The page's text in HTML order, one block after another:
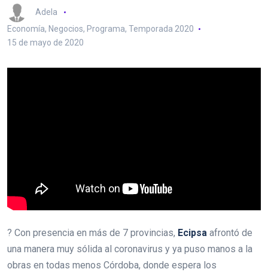
Adela
Economía, Negocios, Programa, Temporada 2020
15 de mayo de 2020
? Con presencia en más de 7 provincias, Ecipsa afrontó de
una manera muy sólida al coronavirus y ya puso manos a la
obras en todas menos Córdoba, donde espera los